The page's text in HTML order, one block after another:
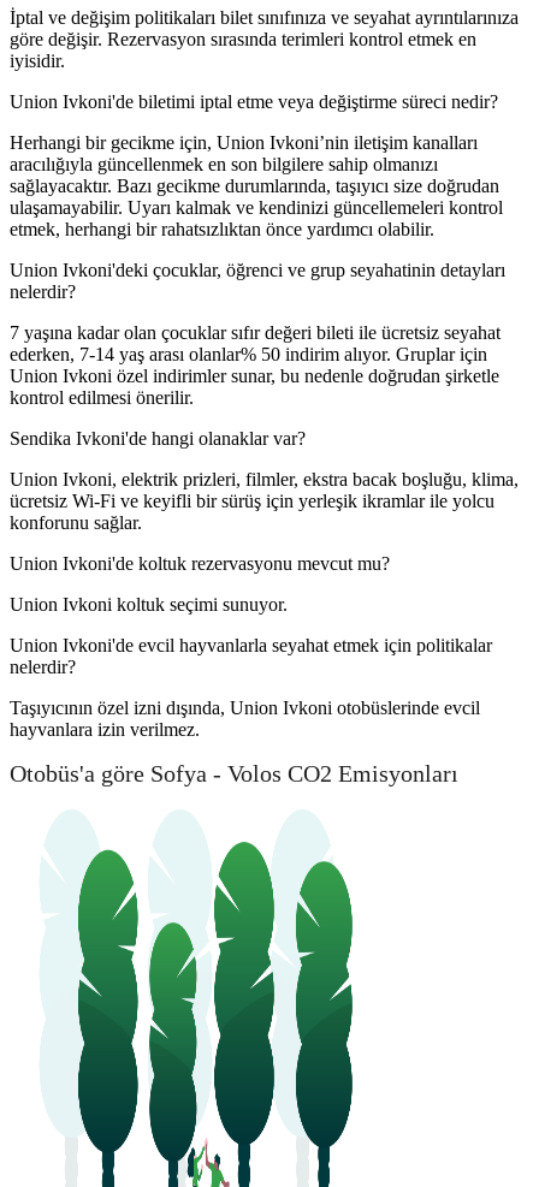
İptal ve değişim politikaları bilet sınıfınıza ve seyahat ayrıntılarınıza
göre değişir. Rezervasyon sırasında terimleri kontrol etmek en
iyisidir.
Union Ivkoni'de biletimi iptal etme veya değiştirme süreci nedir?
Herhangi bir gecikme için, Union Ivkoni’nin iletişim kanalları
aracılığıyla güncellenmek en son bilgilere sahip olmanızı
sağlayacaktır. Bazı gecikme durumlarında, taşıyıcı size doğrudan
ulaşamayabilir. Uyarı kalmak ve kendinizi güncellemeleri kontrol
etmek, herhangi bir rahatsızlıktan önce yardımcı olabilir.
Union Ivkoni'deki çocuklar, öğrenci ve grup seyahatinin detayları
nelerdir?
7 yaşına kadar olan çocuklar sıfır değeri bileti ile ücretsiz seyahat
ederken, 7-14 yaş arası olanlar% 50 indirim alıyor. Gruplar için
Union Ivkoni özel indirimler sunar, bu nedenle doğrudan şirketle
kontrol edilmesi önerilir.
Sendika Ivkoni'de hangi olanaklar var?
Union Ivkoni, elektrik prizleri, filmler, ekstra bacak boşluğu, klima,
ücretsiz Wi-Fi ve keyifli bir sürüş için yerleşik ikramlar ile yolcu
konforunu sağlar.
Union Ivkoni'de koltuk rezervasyonu mevcut mu?
Union Ivkoni koltuk seçimi sunuyor.
Union Ivkoni'de evcil hayvanlarla seyahat etmek için politikalar
nelerdir?
Taşıyıcının özel izni dışında, Union Ivkoni otobüslerinde evcil
hayvanlara izin verilmez.
Otobüs'a göre Sofya - Volos CO2 Emisyonları